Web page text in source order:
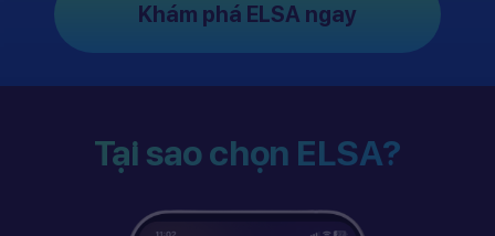
Khám phá ELSA ngay
Tại sao chọn ELSA?